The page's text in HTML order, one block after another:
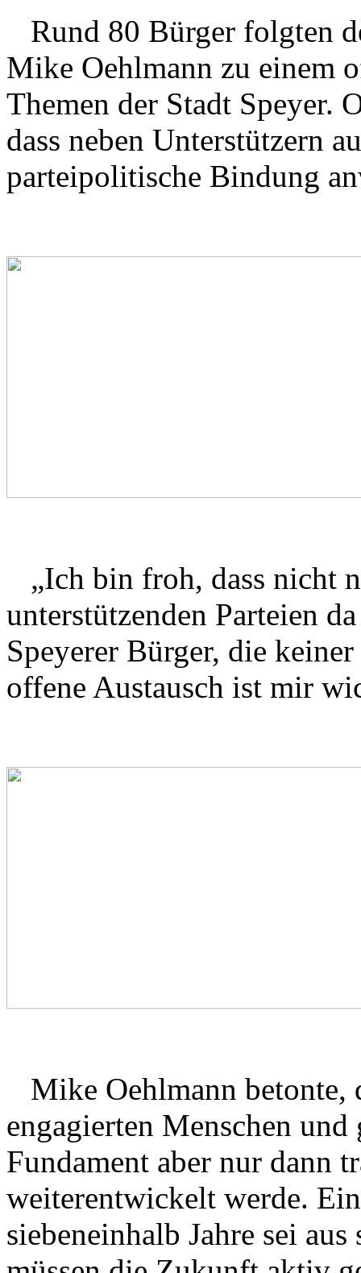
Rund 80 Bürger folgten
Mike Oehlmann zu einem
Themen der Stadt Speyer.
dass neben Unterstützern
parteipolitische Bindung
„Ich bin froh, dass nicht
unterstützenden Parteien
Speyerer Bürger, die
offene Austausch ist mir
Mike Oehlmann betonte,
engagierten Menschen
Fundament aber nur dann
weiterentwickelt werde.
siebeneinhalb Jahre sei